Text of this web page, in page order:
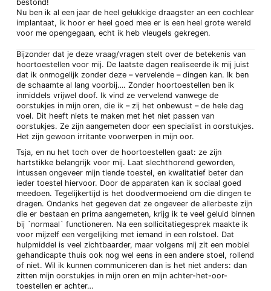
bestond!
Nu ben ik al een jaar de heel gelukkige draagster an een cochlear
implantaat, ik hoor er heel goed mee er is een heel grote wereld
voor me opengegaan, echt ik heb vleugels gekregen.
Bijzonder dat je deze vraag/vragen stelt over de betekenis van
hoortoestellen voor mij. De laatste dagen realiseerde ik mij juist
dat ik onmogelijk zonder deze – vervelende – dingen kan. Ik ben
de schaamte al lang voorbij…. Zonder hoortoestellen ben ik
inmiddels vrijwel doof. Ik vind ze vervelend vanwege de
oorstukjes in mijn oren, die ik – zij het onbewust – de hele dag
voel. Dit heeft niets te maken met het niet passen van
oorstukjes. Ze zijn aangemeten door een specialist in oorstukjes.
Het zijn gewoon irritante voorwerpen in mijn oor.
Tsja, en nu het toch over de hoortoestellen gaat: ze zijn
hartstikke belangrijk voor mij. Laat slechthorend geworden,
intussen ongeveer mijn tiende toestel, en kwalitatief beter dan
ieder toestel hiervoor. Door de apparaten kan ik sociaal goed
meedoen. Tegelijkertijd is het doodvermoeiend om die dingen te
dragen. Ondanks het gegeven dat ze ongeveer de allerbeste zijn
die er bestaan en prima aangemeten, krijg ik te veel geluid binnen
bij `normaal` functioneren. Na een sollicitatiegesprek maakte ik
voor mijzelf een vergelijking met iemand in een rolstoel. Dat
hulpmiddel is veel zichtbaarder, maar volgens mij zit een mobiel
gehandicapte thuis ook nog wel eens in een andere stoel, rollend
of niet. Wil ik kunnen communiceren dan is het niet anders: dan
zitten mijn oorstukjes in mijn oren en mijn achter-het-oor-
toestellen er achter…